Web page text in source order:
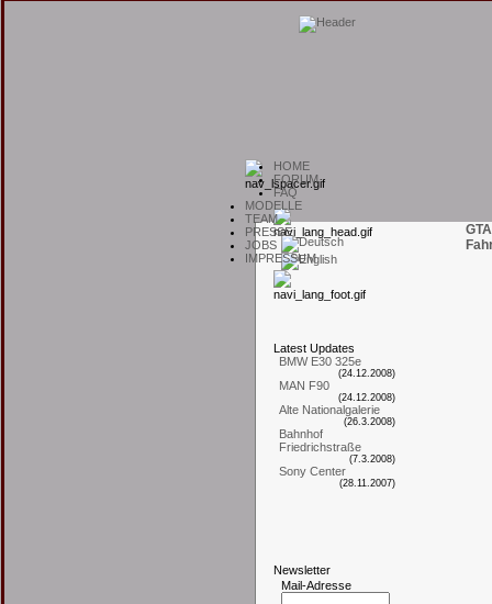
HOME
FORUM
FAQ
MODELLE
TEAM
PRESSE
JOBS
IMPRESSUM
L atest Updates
BMW E30 325e
(24.12.2008)
MAN F90
(24.12.2008)
Alte Nationalgalerie
(26.3.2008)
Bahnhof
Friedrichstraße
(7.3.2008)
Sony Center
(28.11.2007)
Newsletter
Mail-Adresse